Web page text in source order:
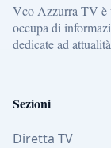
Vco Azzurra TV è
occupa di
dedicate ad
Sezioni
Diretta TV